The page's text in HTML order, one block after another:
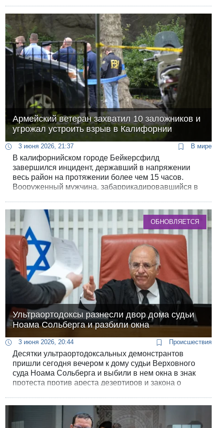
Армейский ветеран захватил 10 заложников и
угрожал устроить взрыв в Калифорнии
3 июня 2026, 21:37 В мире
В калифорнийском городе Бейкерсфилд
завершился инцидент, державший в напряжении
весь район на протяжении более чем 15 часов.
Вооруженный мужчина, забаррикадировавшийся в
Кризис разрешился после того, как штурмовая
группа ФБР ликвидировала нападавшего. К
счастью, никто из удерживаемых гражданских лиц
не пострадал.
ОБНОВЛЯЕТСЯ
Ультраортодоксы разнесли двор дома судьи
Ноама Сольберга и разбили окна
3 июня 2026, 20:44 Происшествия
Десятки ультраортодоксальных демонстрантов
пришли сегодня вечером к дому судьи Верховного
суда Ноама Сольберга и выбили в нем окна в знак
протеста против ареста дезертиров и закона о